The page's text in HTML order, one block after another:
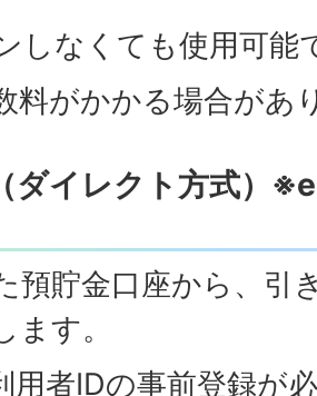
しなくても使用可能
料がかかる場合があ
ダイレクト方式）
預貯金口座から、引
ます。
用者IDの事前登録が